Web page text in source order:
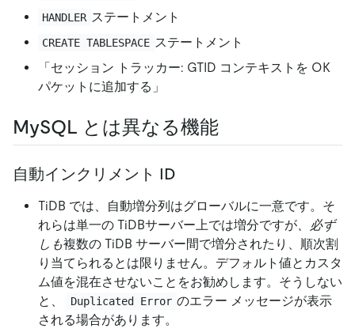
HANDLER ステートメント
CREATE TABLESPACE ステートメント
「セッション トラッカー: GTID コンテキストを OK
パケットに追加する」
MySQL とは異なる機能
自動インクリメント ID
TiDB では、自動増分列はグローバルに一意です。そ
れらは単一の TiDBサーバー上では増分ですが、必ず
しも複数の TiDB サーバー間で増分されたり、順次割
り当てられるとは限りません。デフォルト値とカスタ
ム値を混在させないことをお勧めします。そうしない
と、
Duplicated Error のエラー メッセージが表示
される場合があります。